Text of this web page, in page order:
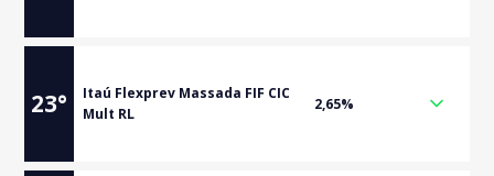
23°
Itaú Flexprev Massada FIF CIC
Mult RL
2,65%